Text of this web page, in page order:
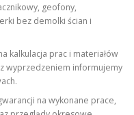
geofony,
bez demolki ścian i
kalkulacja prac i materiałów
wyprzedzeniem informujemy
na wykonane prace,